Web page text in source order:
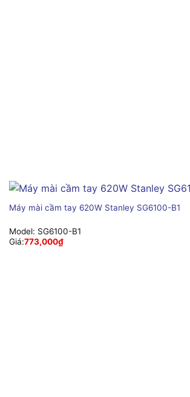
Máy mài cầm tay 620W Stanley SG6100-B1
Model: SG6100-B1
Giá:773,000₫